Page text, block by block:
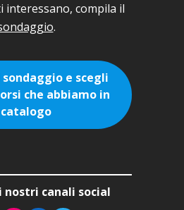
interessano, compila il
.
e scegli
che abbiamo in
catalogo
nostri canali social